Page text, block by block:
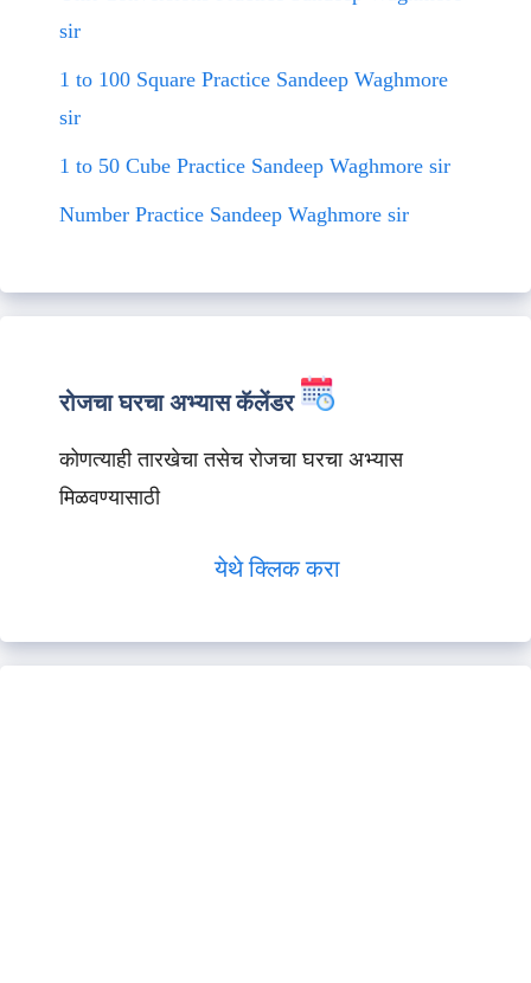
sir
1 to 100 Square Practice Sandeep Waghmore
sir
1 to 50 Cube Practice Sandeep Waghmore sir
Number Practice Sandeep Waghmore sir
रोजचा घरचा अभ्यास कॅलेंडर
कोणत्याही तारखेचा तसेच रोजचा घरचा अभ्यास
मिळवण्यासाठी
येथे क्लिक करा